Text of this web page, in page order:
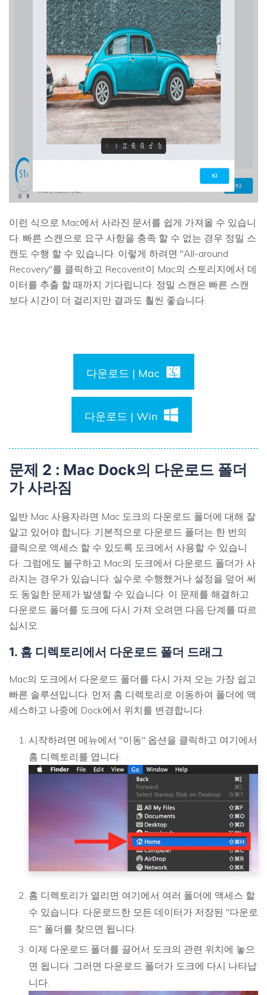
이런 식으로 Mac에서 사라진 문서를 쉽게 가져올 수 있습니
다. 빠른 스캔으로 요구 사항을 충족 할 수 없는 경우 정밀 스
캔도 수행 할 수 있습니다. 이렇게 하려면 "All-around
Recovery"를 클릭하고 Recoverit이 Mac의 스토리지에서 데
이터를 추출 할 때까지 기다립니다. 정밀 스캔은 빠른 스캔
보다 시간이 더 걸리지만 결과도 훨씬 좋습니다.
다운로드 | Mac
다운로드 | Win
문제 2 : Mac Dock의 다운로드 폴더
가 사라짐
일반 Mac 사용자라면 Mac 도크의 다운로드 폴더에 대해 잘
알고 있어야 합니다. 기본적으로 다운로드 폴더는 한 번의
클릭으로 액세스 할 수 있도록 도크에서 사용할 수 있습니
다. 그럼에도 불구하고 Mac의 도크에서 다운로드 폴더가 사
라지는 경우가 있습니다. 실수로 수행했거나 설정을 덮어 써
도 동일한 문제가 발생할 수 있습니다. 이 문제를 해결하고
다운로드 폴더를 도크에 다시 가져 오려면 다음 단계를 따르
십시오.
1. 홈 디렉토리에서 다운로드 폴더 드래그
Mac의 도크에서 다운로드 폴더를 다시 가져 오는 가장 쉽고
빠른 솔루션입니다. 먼저 홈 디렉토리로 이동하여 폴더에 액
세스하고 나중에 Dock에서 위치를 변경합니다.
시작하려면 메뉴에서 "이동" 옵션을 클릭하고 여기에서
홈 디렉토리를 엽니다.
홈 디렉토리가 열리면 여기에서 여러 폴더에 액세스 할
수 있습니다. 다운로드한 모든 데이터가 저장된 "다운로
드" 폴더를 찾으면 됩니다.
이제 다운로드 폴더를 끌어서 도크의 관련 위치에 놓으
면 됩니다. 그러면 다운로드 폴더가 도크에 다시 나타납
니다.